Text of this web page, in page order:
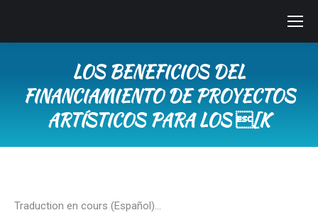
LOS BENEFICIOS DEL
FINANCIAMIENTO DE PROYECTOS
ARTÍSTICOS PARA LOS [K
Traduction en cours (Español)…